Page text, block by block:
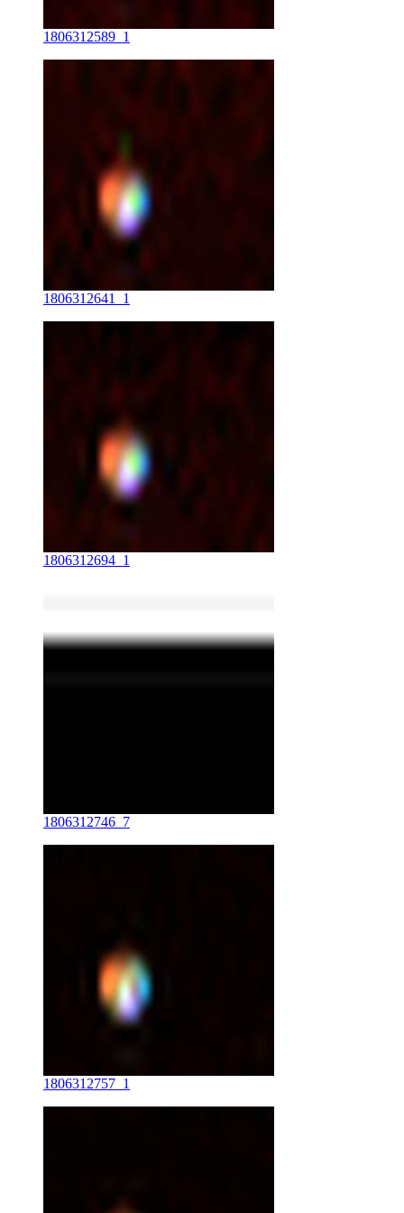
1806312589_1
1806312641_1
1806312694_1
1806312746_7
1806312757_1